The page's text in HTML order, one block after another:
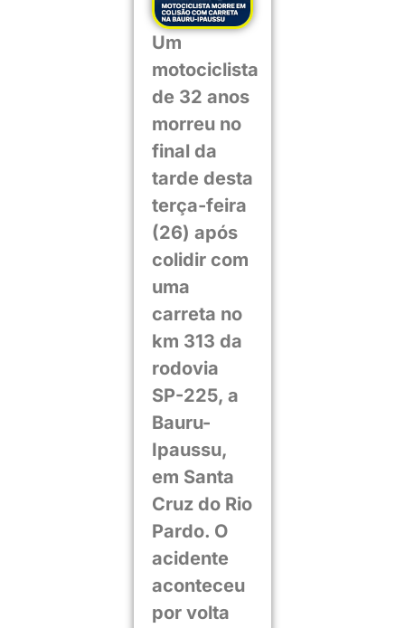
Um
motociclista
de 32 anos
morreu no
final da
tarde desta
terça-feira
(26) após
colidir com
uma
carreta no
km 313 da
rodovia
SP-225, a
Bauru-
Ipaussu,
em Santa
Cruz do Rio
Pardo. O
acidente
aconteceu
por volta